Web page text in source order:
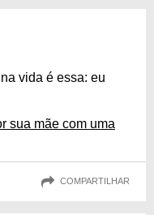
vida é essa: eu
sua mãe com uma
COMPARTILHAR